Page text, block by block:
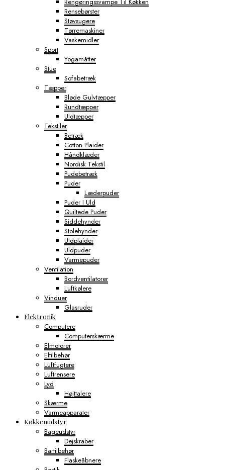
Rensebørster
Støvsugere
Tørremaskiner
Vaskemidler
Sport
Yogamåtter
Stue
Sofabetræk
Tæpper
Bløde Gulvtæpper
Rundtæpper
Uldtæpper
Tekstiler
Betræk
Cotton Plaider
Håndklæder
Nordisk Tekstil
Pudebetræk
Puder
Læderpuder
Puder I Uld
Quiltede Puder
Siddehynder
Stolehynder
Uldplaider
Uldpuder
Varmepuder
Ventilation
Bordventilatorer
Luftkølere
Vinduer
Glasruder
Elektronik
Computere
Computerskærme
Elmotorer
Eltilbehør
Luftfugtere
Luftrensere
Lyd
Højttalere
Skærme
Varmeapparater
Køkkenudstyr
Bageudstyr
Dejskraber
Bartilbehør
Flaskeåbnere